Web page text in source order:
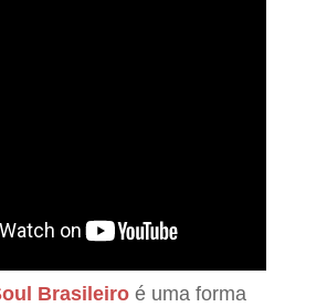
Brasileiro é uma forma